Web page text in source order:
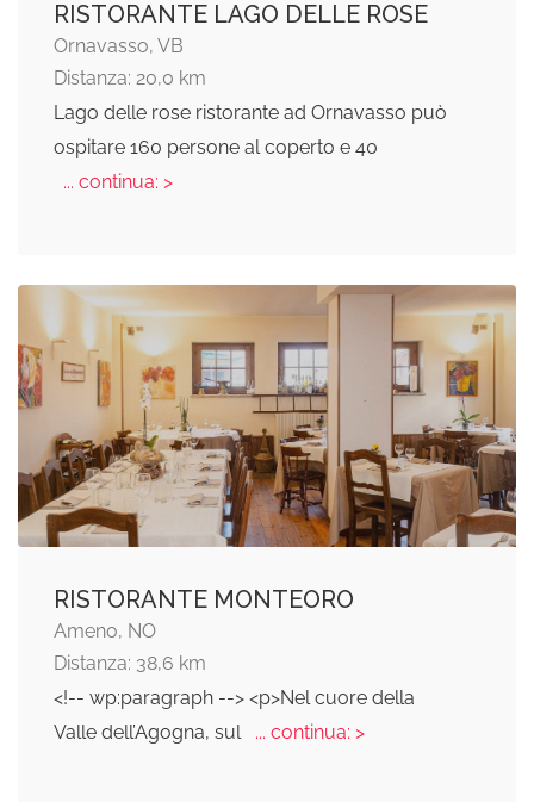
RISTORANTE LAGO DELLE ROSE
Ornavasso, VB
Distanza: 20,0 km
Lago delle rose ristorante ad Ornavasso può
ospitare 160 persone al coperto e 40
... continua: >
RISTORANTE MONTEORO
Ameno, NO
Distanza: 38,6 km
<!-- wp:paragraph --> <p>Nel cuore della
Valle dell’Agogna, sul
... continua: >